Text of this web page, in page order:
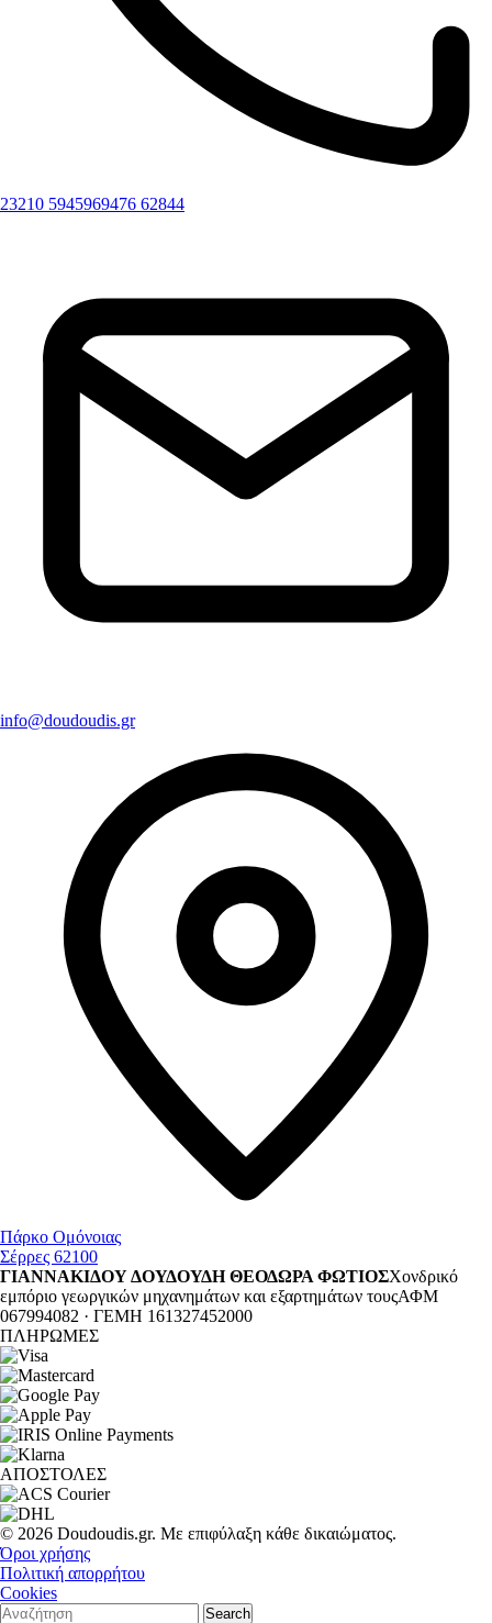
23210 5945969476 62844
info@doudoudis.gr
Πάρκο Ομόνοιας
Σέρρες 62100
ΓΙΑΝΝΑΚΙΔΟΥ ΔΟΥΔΟΥΔΗ ΘΕΟΔΩΡΑ ΦΩΤΙΟΣΧονδρικό
εμπόριο γεωργικών μηχανημάτων και εξαρτημάτων τουςΑΦΜ
067994082 · ΓΕΜΗ 161327452000
ΠΛΗΡΩΜΕΣ
ΑΠΟΣΤΟΛΕΣ
© 2026 Doudoudis.gr. Με επιφύλαξη κάθε δικαιώματος.
Όροι χρήσης
Πολιτική απορρήτου
Cookies
Search